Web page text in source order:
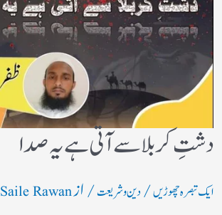
دشتِ کربلا سے آتی ہے یہ صدا
ایک تبصرہ چھوڑیں/دین و شریعت/ ازSaile Rawan